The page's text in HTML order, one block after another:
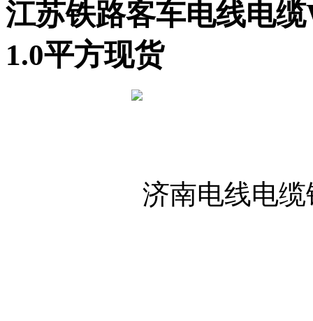
江苏铁路客车电线电
1.0平方现货